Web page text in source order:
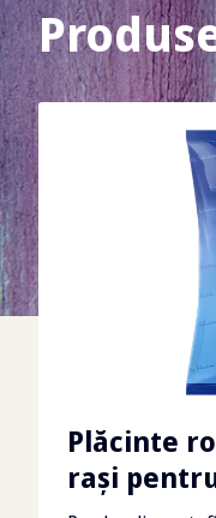
Plăcinte